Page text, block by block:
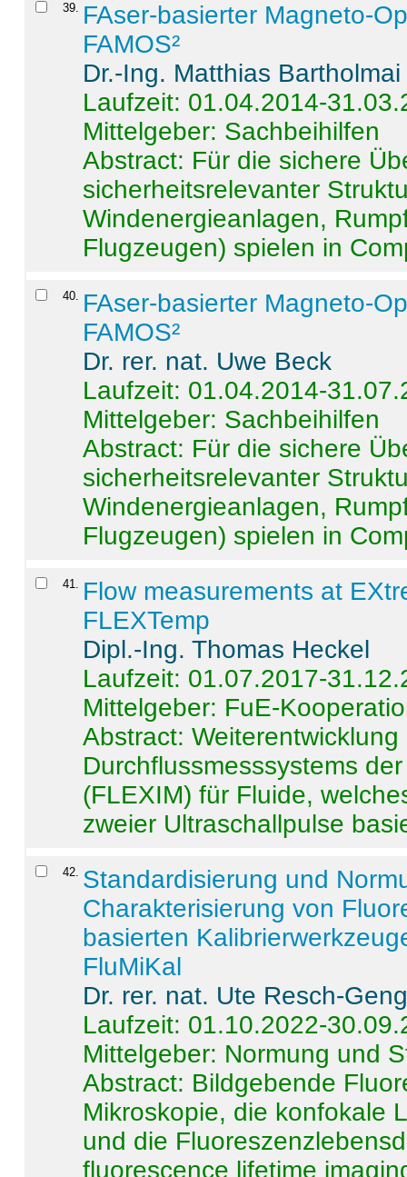
39. FAser-basierter Magneto-
FAMOS²
Dr.-Ing. Matthias Bartholmai
Laufzeit: 01.04.2014-
Mittelgeber: Sachbeihilfen
Abstract: Für die sichere
sicherheitsrelevanter
Windenergieanlagen,
Flugzeugen) spielen in
40. FAser-basierter Magneto-
FAMOS²
Dr. rer. nat. Uwe Beck
Laufzeit: 01.04.2014-
Mittelgeber: Sachbeihilfen
Abstract: Für die sichere
sicherheitsrelevanter
Windenergieanlagen,
Flugzeugen) spielen in
41. Flow measurements at
FLEXTemp
Dipl.-Ing. Thomas Heckel
Laufzeit: 01.07.2017-
Mittelgeber: FuE-
Abstract:
Durchflussmesssystems
(FLEXIM) für Fluide,
zweier Ultraschallpulse
42. Standardisierung und
Charakterisierung von
basierten
FluMiKal
Dr. rer. nat. Ute Resch-
Laufzeit: 01.10.2022-
Mittelgeber: Normung und
Abstract: Bildgebende
Mikroskopie, die konfokale
und die
fluorescence lifetime